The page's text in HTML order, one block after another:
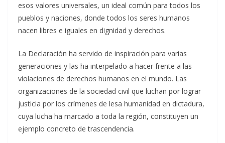
esos valores universales, un ideal común para todos los
pueblos y naciones, donde todos los seres humanos
nacen libres e iguales en dignidad y derechos.
La Declaración ha servido de inspiración para varias
generaciones y las ha interpelado a hacer frente a las
violaciones de derechos humanos en el mundo. Las
organizaciones de la sociedad civil que luchan por lograr
justicia por los crímenes de lesa humanidad en dictadura,
cuya lucha ha marcado a toda la región, constituyen un
ejemplo concreto de trascendencia.